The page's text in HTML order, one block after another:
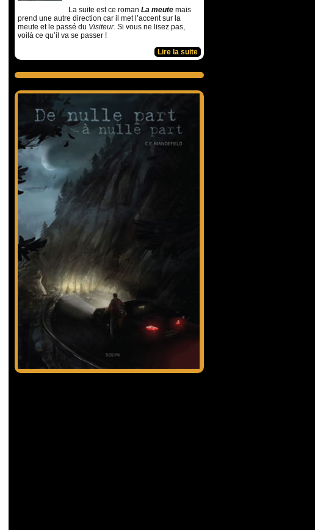
La suite est ce roman La meute mais
prend une autre direction car il met l’accent sur la
meute et le passé du Visiteur. Si vous ne lisez pas,
voilà ce qu’il va se passer !
Lire la suite